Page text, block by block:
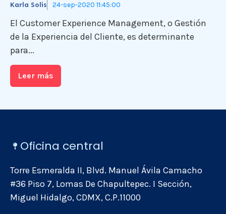
Karla Solis 24-sep-2020 11:45:00
El Customer Experience Management, o Gestión
de la Experiencia del Cliente, es determinante
para...
Leer más
Oficina central
Torre Esmeralda II, Blvd. Manuel Ávila Camacho
#36 Piso 7, Lomas De Chapultepec. I Sección,
Miguel Hidalgo, CDMX, C.P.11000